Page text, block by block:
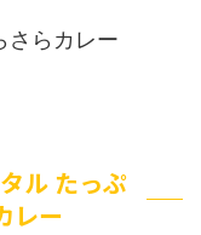
さらカレー
ル たっぷ
レー